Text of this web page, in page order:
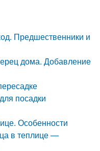
Предшественники и
дома. Добавление
посадки
Особенности
в теплице —